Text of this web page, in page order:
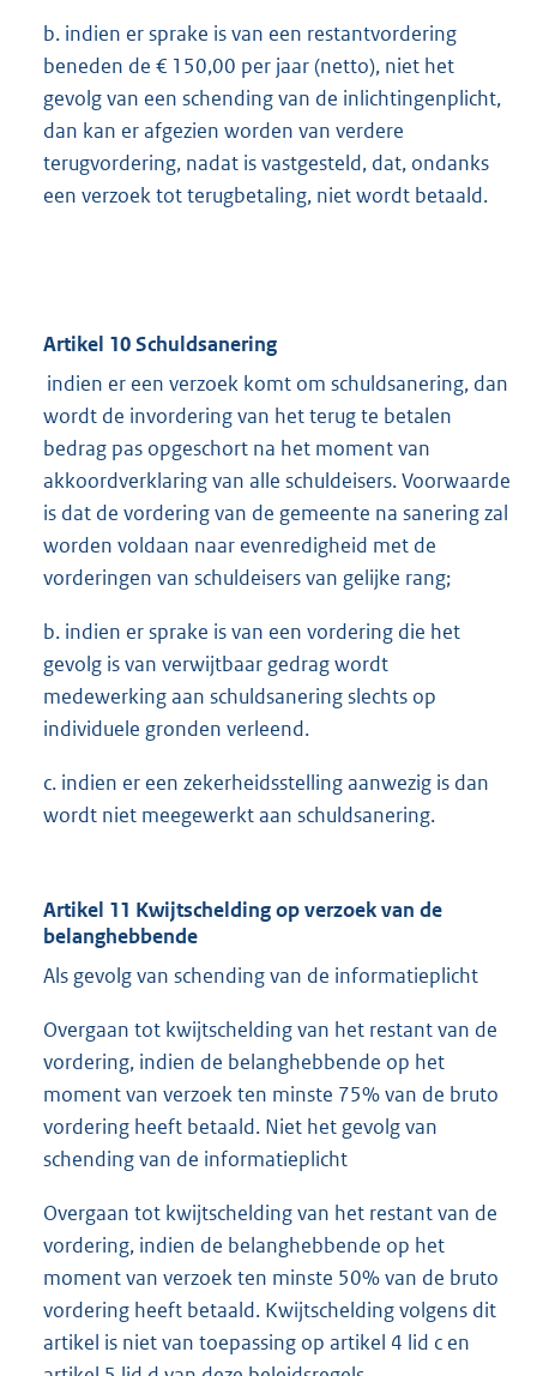
b. indien er sprake is van een restantvordering
beneden de € 150,00 per jaar (netto), niet het
gevolg van een schending van de inlichtingenplicht,
dan kan er afgezien worden van verdere
terugvordering, nadat is vastgesteld, dat, ondanks
een verzoek tot terugbetaling, niet wordt betaald.
Artikel 10 Schuldsanering
indien er een verzoek komt om schuldsanering, dan
wordt de invordering van het terug te betalen
bedrag pas opgeschort na het moment van
akkoordverklaring van alle schuldeisers. Voorwaarde
is dat de vordering van de gemeente na sanering zal
worden voldaan naar evenredigheid met de
vorderingen van schuldeisers van gelijke rang;
b. indien er sprake is van een vordering die het
gevolg is van verwijtbaar gedrag wordt
medewerking aan schuldsanering slechts op
individuele gronden verleend.
c. indien er een zekerheidsstelling aanwezig is dan
wordt niet meegewerkt aan schuldsanering.
Artikel 11 Kwijtschelding op verzoek van de
belanghebbende
Als gevolg van schending van de informatieplicht
Overgaan tot kwijtschelding van het restant van de
vordering, indien de belanghebbende op het
moment van verzoek ten minste 75% van de bruto
vordering heeft betaald. Niet het gevolg van
schending van de informatieplicht
Overgaan tot kwijtschelding van het restant van de
vordering, indien de belanghebbende op het
moment van verzoek ten minste 50% van de bruto
vordering heeft betaald. Kwijtschelding volgens dit
artikel is niet van toepassing op artikel 4 lid c en